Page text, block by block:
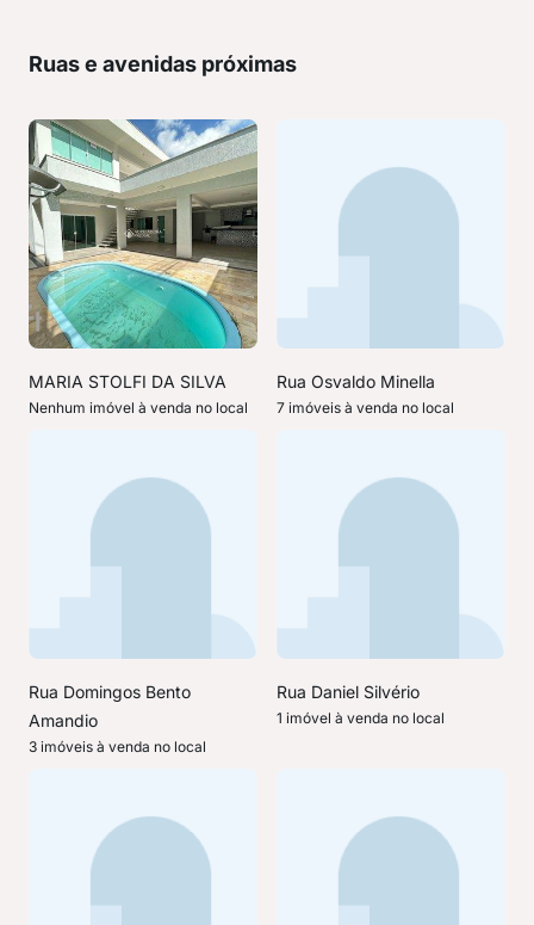
Ruas e avenidas próximas
MARIA STOLFI DA SILVA
Nenhum imóvel à venda no local
Rua Osvaldo Minella
7 imóveis à venda no local
Rua Domingos Bento
Amandio
3 imóveis à venda no local
Rua Daniel Silvério
1 imóvel à venda no local